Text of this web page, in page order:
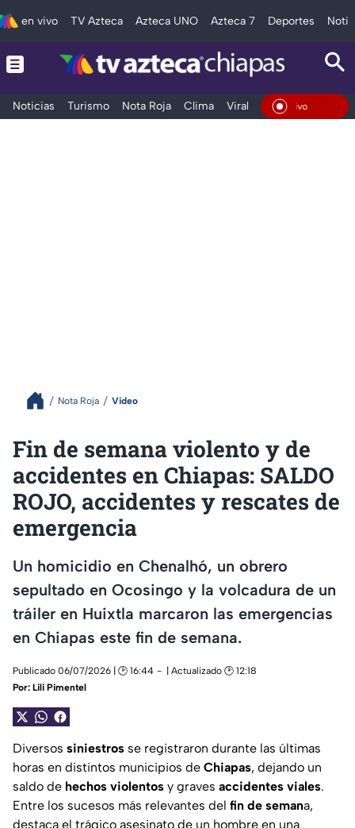
en vivo TV Azteca Azteca UNO Azteca 7 Deportes
Noticias Turismo Nota Roja Clima Viral y Tendencia
En Vivo
Nota Roja Video
Fin de semana violento y de
accidentes en Chiapas: SALDO
ROJO, accidentes y rescates de
emergencia
Un homicidio en Chenalhó, un obrero
sepultado en Ocosingo y la volcadura de un
tráiler en Huixtla marcaron las emergencias
en Chiapas este fin de semana.
Publicado 06/07/2026 | 🕑 16:44
| Actualizado 🕑 12:18
Por: Lili Pimentel
Diversos siniestros se registraron durante las últimas
horas en distintos municipios de Chiapas, dejando un
saldo de hechos violentos y graves accidentes viales.
Entre los sucesos más relevantes del fin de semana,
destaca el trágico asesinato de un hombre en una